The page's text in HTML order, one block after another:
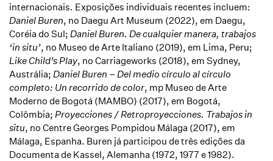
internacionais. Exposições individuais recentes incluem:
Daniel Buren, no Daegu Art Museum (2022), em Daegu,
Coréia do Sul; Daniel Buren. De cualquier manera, trabajos
‘in situ’, no Museo de Arte Italiano (2019), em Lima, Peru;
Like Child’s Play, no Carriageworks (2018), em Sydney,
Austrália; Daniel Buren – Del medio círculo al círculo
completo: Un recorrido de color, mp Museo de Arte
Moderno de Bogotá (MAMBO) (2017), em Bogotá,
Colômbia; Proyecciones / Retroproyecciones. Trabajos in
situ, no Centre Georges Pompidou Málaga (2017), em
Málaga, Espanha. Buren já participou de três edições da
Documenta de Kassel, Alemanha (1972, 1977 e 1982).